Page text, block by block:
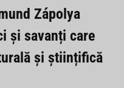
Zápolya
și savanți care
și științifică